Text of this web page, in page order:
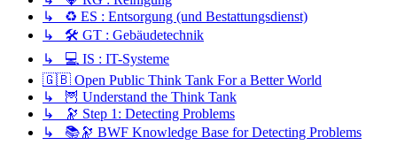
↳ ♻️ ES : Entsorgung (und Bestattungsdienst)
↳ 🛠️ GT : Gebäudetechnik
↳ 💻 IS : IT-Systeme
🇬🇧 Open Public Think Tank For a Better World
↳ 🦉 Understand the Think Tank
↳ 🔭 Step 1: Detecting Problems
↳ 📚🔭 BWF Knowledge Base for Detecting Problems